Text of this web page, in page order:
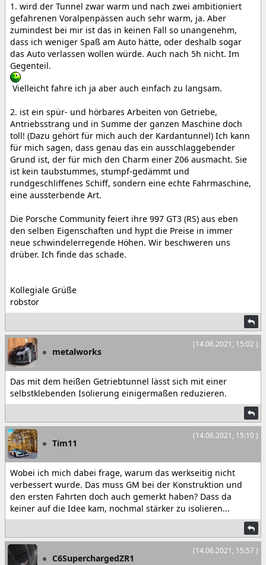
1. wird der Tunnel zwar warm und nach zwei ambitioniert
gefahrenen Voralpenpässen auch sehr warm, ja. Aber
zumindest bei mir ist das in keinen Fall so unangenehm,
dass ich weniger Spaß am Auto hätte, oder deshalb sogar
das Auto verlassen wollen würde. Auch nach 5h nicht. Im
Gegenteil.
Vielleicht fahre ich ja aber auch einfach zu langsam.
2. ist ein spür- und hörbares Arbeiten von Getriebe,
Antriebsstrang und in Summe der ganzen Maschine doch
toll! (Dazu gehört für mich auch der Kardantunnel) Ich kann
für mich sagen, dass genau das ein ausschlaggebender
Grund ist, der für mich den Charm einer Z06 ausmacht. Sie
ist kein taubstummes, stumpf-gedämmt und
rundgeschliffenes Schiff, sondern eine echte Fahrmaschine,
eine aussterbende Art.
Die Porsche Community feiert ihre 997 GT3 (RS) aus eben
den selben Eigenschaften und hypt die Preise in immer
neue schwindelerregende Höhen. Wir beschweren uns
drüber. Ich finde das schade.
Kollegiale Grüße
robstor
(14.06.2021, 15:02 )
metalworks
Das mit dem heißen Getriebtunnel lässt sich mit einer
selbstklebenden Isolierung einigermaßen reduzieren.
(14.06.2021, 15:10 )
Tim11
Wobei ich mich dabei frage, warum das werkseitig nicht
verbessert wurde. Das muss GM bei der Konstruktion und
den ersten Fahrten doch auch gemerkt haben? Dass da
keiner auf die Idee kam, nochmal stärker zu isolieren...
(14.06.2021, 15:57 )
C6SuperchargedZR1